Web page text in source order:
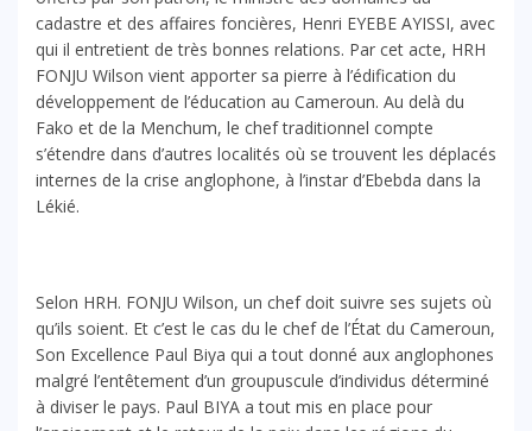
cadastre et des affaires foncières, Henri EYEBE AYISSI, avec
qui il entretient de très bonnes relations. Par cet acte, HRH
FONJU Wilson vient apporter sa pierre à l’édification du
développement de l’éducation au Cameroun. Au delà du
Fako et de la Menchum, le chef traditionnel compte
s’étendre dans d’autres localités où se trouvent les déplacés
internes de la crise anglophone, à l’instar d’Ebebda dans la
Lékié.
Selon HRH. FONJU Wilson, un chef doit suivre ses sujets où
qu’ils soient. Et c’est le cas du le chef de l’État du Cameroun,
Son Excellence Paul Biya qui a tout donné aux anglophones
malgré l’entêtement d’un groupuscule d’individus déterminé
à diviser le pays. Paul BIYA a tout mis en place pour